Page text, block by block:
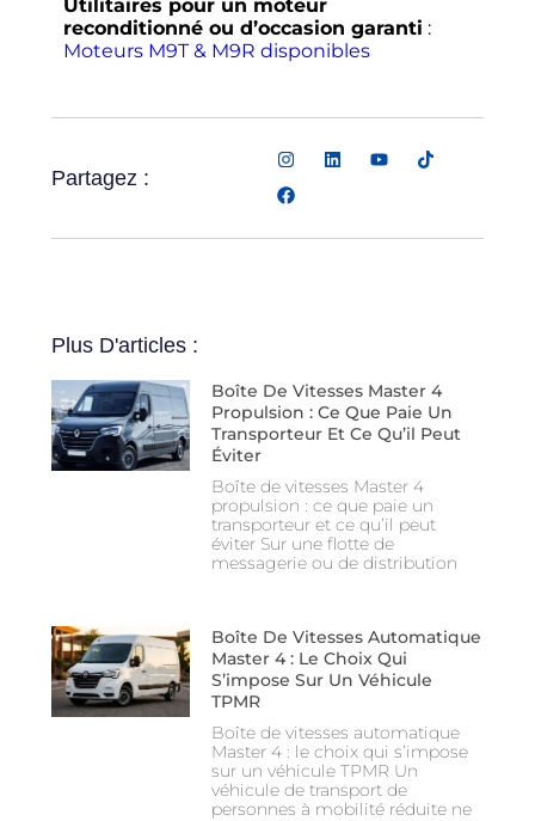
Utilitaires pour un moteur
reconditionné ou d’occasion garanti :
Moteurs M9T & M9R disponibles
Partagez :
Plus D'articles :
Boîte De Vitesses Master 4
Propulsion : Ce Que Paie Un
Transporteur Et Ce Qu’il Peut
Éviter
Boîte de vitesses Master 4
propulsion : ce que paie un
transporteur et ce qu’il peut
éviter Sur une flotte de
messagerie ou de distribution
Boîte De Vitesses Automatique
Master 4 : Le Choix Qui
S’impose Sur Un Véhicule
TPMR
Boîte de vitesses automatique
Master 4 : le choix qui s’impose
sur un véhicule TPMR Un
véhicule de transport de
personnes à mobilité réduite ne